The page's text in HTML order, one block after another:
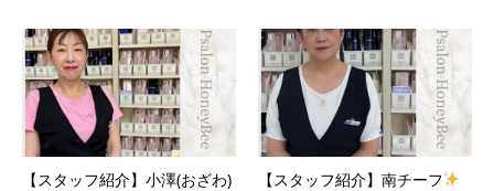
【スタッフ紹介】小澤(おざわ) 【スタッフ紹介】南チーフ